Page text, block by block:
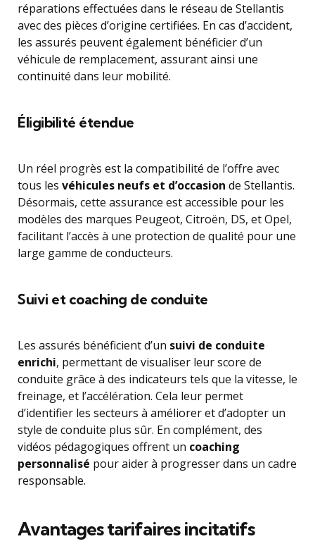
réparations effectuées dans le réseau de Stellantis
avec des pièces d’origine certifiées. En cas d’accident,
les assurés peuvent également bénéficier d’un
véhicule de remplacement, assurant ainsi une
continuité dans leur mobilité.
Éligibilité étendue
Un réel progrès est la compatibilité de l’offre avec
tous les véhicules neufs et d’occasion de Stellantis.
Désormais, cette assurance est accessible pour les
modèles des marques Peugeot, Citroën, DS, et Opel,
facilitant l’accès à une protection de qualité pour une
large gamme de conducteurs.
Suivi et coaching de conduite
Les assurés bénéficient d’un suivi de conduite
enrichi, permettant de visualiser leur score de
conduite grâce à des indicateurs tels que la vitesse, le
freinage, et l’accélération. Cela leur permet
d’identifier les secteurs à améliorer et d’adopter un
style de conduite plus sûr. En complément, des
vidéos pédagogiques offrent un coaching
personnalisé pour aider à progresser dans un cadre
responsable.
Avantages tarifaires incitatifs